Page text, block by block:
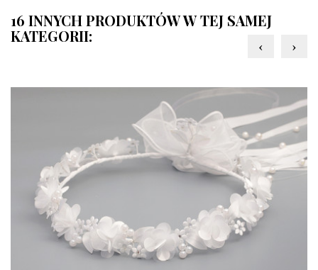
16 INNYCH PRODUKTÓW W TEJ SAMEJ
KATEGORII:
‹ ›